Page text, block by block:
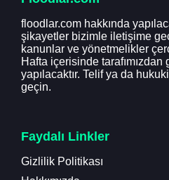
floodlar.com hakkında
şikayetler bizimle iletişime
kanunlar ve yönetmelikler
Hafta içerisinde
yapılacaktır. Telif ya da
geçin.
Faydalı Linkler
Gizlilik Politikası